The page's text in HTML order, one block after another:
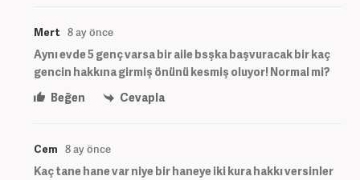
Mert 8 ay önce
Aynı evde 5 genç varsa bir aile bsşka başvuracak bir kaç
gencin hakkına girmiş önünü kesmiş oluyor! Normal mi?
Beğen
Cevapla
Cem 8 ay önce
Kaç tane hane var niye bir haneye iki kura hakkı versinler